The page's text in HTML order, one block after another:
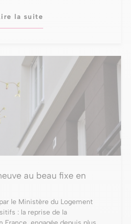
la suite
au beau fixe en
le Ministère du Logement
: la reprise de la